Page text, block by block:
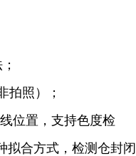
拍照）；
位置，支持色度检
拟合方式，检测仓封闭